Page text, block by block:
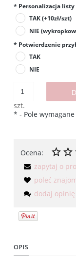
* Personalizacja listy
TAK (+10zł/szt)
NIE
* Potwierdzenie
TAK
NIE
szt.
* - Pole wymagane
Ocena:
zapytaj o
poleć
dodaj opinię
OPIS